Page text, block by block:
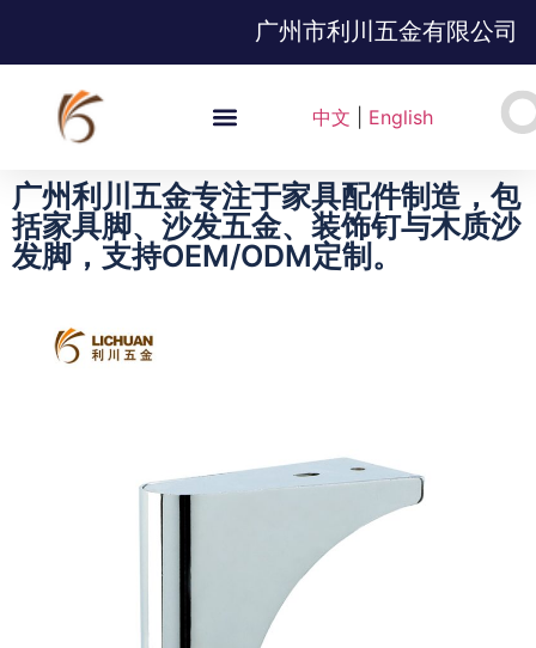
广州市利川五金有限公司
中文 English
广州利川五金专注于家具配件制造，包
括家具脚、沙发五金、装饰钉与木质沙
发脚，支持OEM/ODM定制。